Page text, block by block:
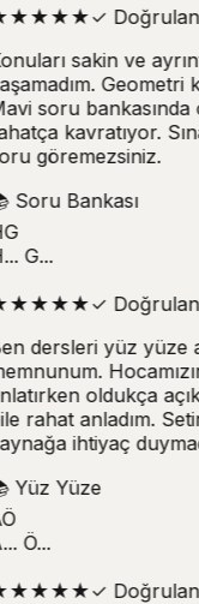
★★★★✓
sakin ve
Geometri
soru
kavratıyor.
göremezsiniz.
Soru Bankası
G...
★★★★✓
dersleri yüz yüze
oldukça
rahat anladım.
ihtiyaç
Yüz Yüze
Ö...
★★★★✓